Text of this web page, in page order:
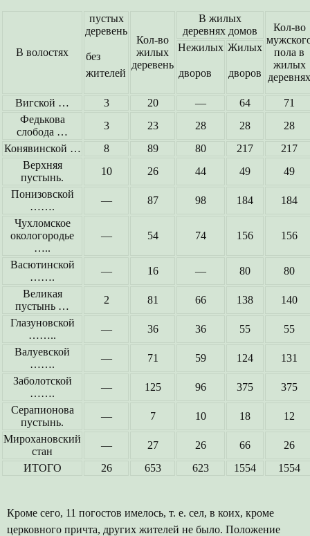
В волостях
пустых
деревень
без
жителей
Кол-во
жилых
деревень
В жилых
деревнях домов
Кол-во
пола в
жилых
деревнях
Нежилых
дворов
Жилых
дворов
Вигской … 3 20 — 64
71
Федькова
слобода …
3 23 28 28
28
Конявинской …
8 89 80 217
217
Верхняя
пустынь.
10 26 44 49
49
Понизовской
…….
— 87 98 184
184
Чухломское
окологородье
…..
— 54 74 156 156
Васютинской
…….
— 16 — 80
80
Великая
пустынь …
2 81 66 138
140
Глазуновской
……..
— 36 36 55
55
Валуевской
…….
— 71 59 124
131
Заболотской
…….
— 125 96 375
375
Серапионова
пустынь.
— 7 10 18
12
Мирохановский
стан
— 27 26 66
26
ИТОГО
26 653 623 1554 1554
Кроме сего, 11 погостов имелось, т. е. сел, в коих, кроме
церковного причта, других жителей не было. Положение